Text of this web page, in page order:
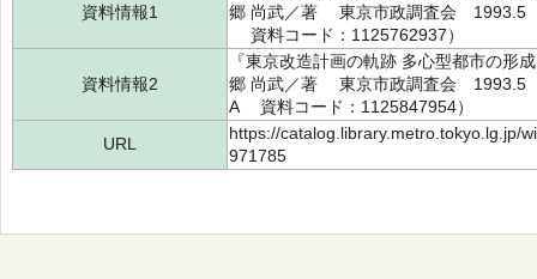
資料情報1
郷 尚武／著 東京市政調査会 1993.5
資料コード：1125762937）
資料情報2
『東京改造計画の軌跡 多心型都市の
郷 尚武／著 東京市政調査会 1993.5
A 資料コード：1125847954）
URL
https://catalog.library.metro.tokyo.lg.jp/
971785